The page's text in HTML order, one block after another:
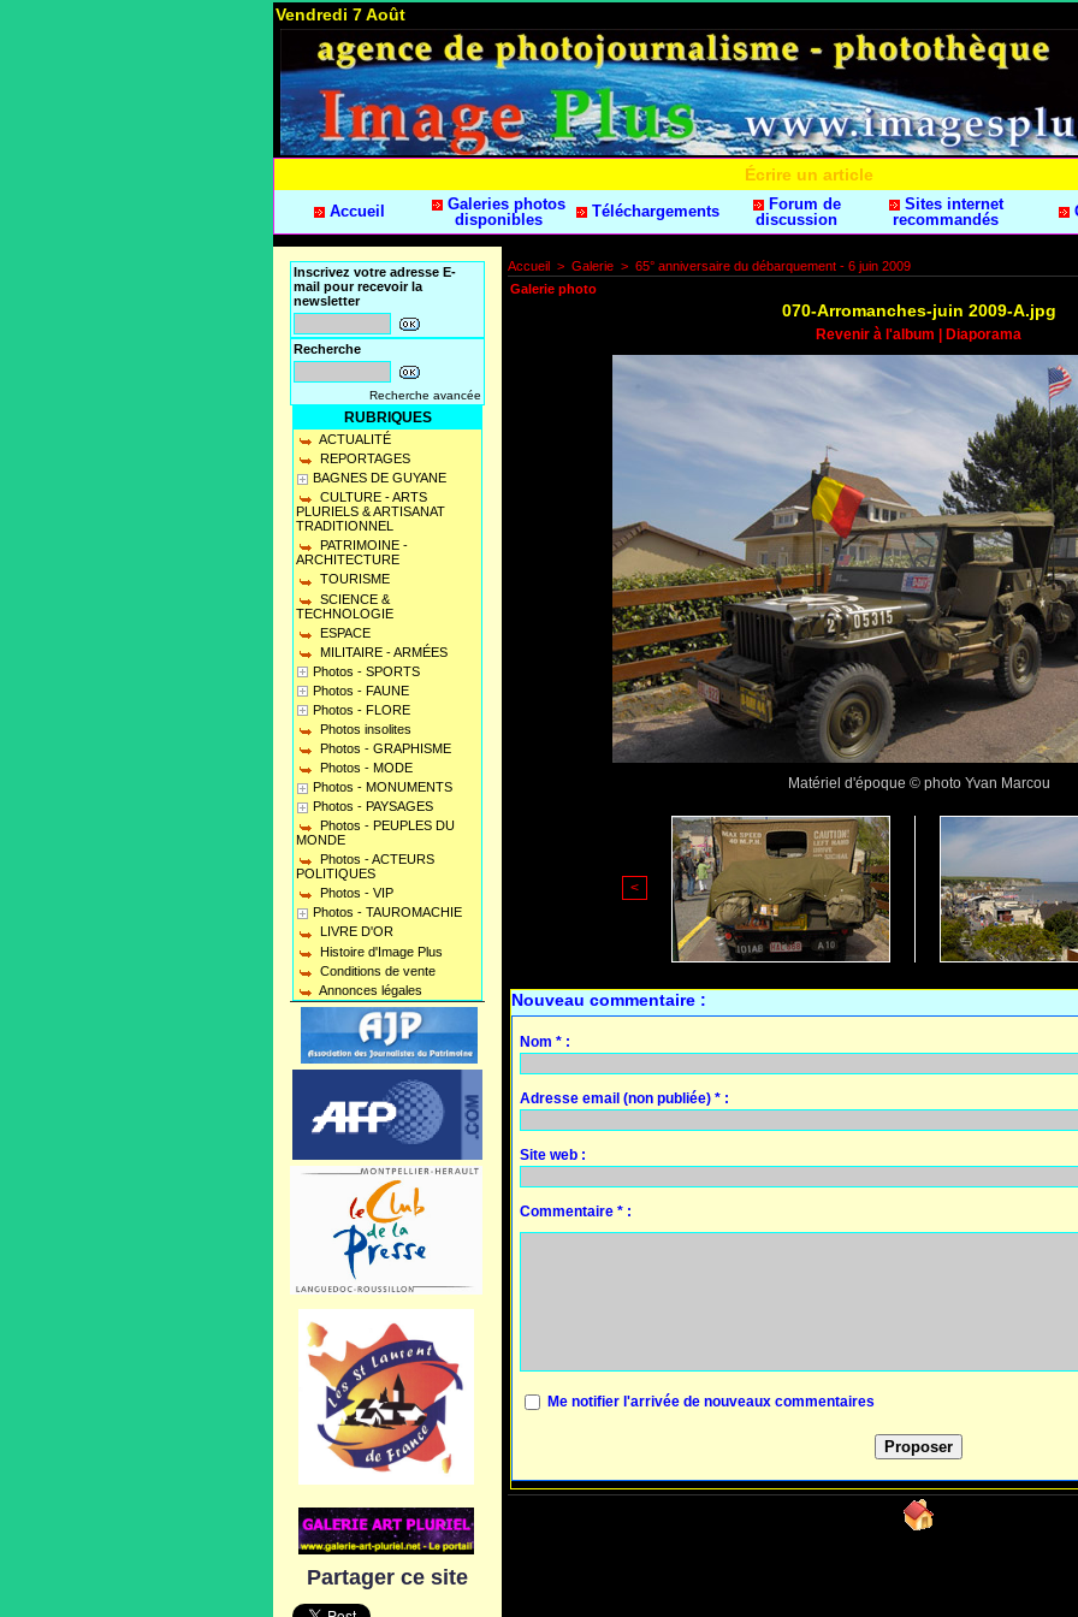
Vendredi 7 Août
Écrire un article
Accueil
Galeries photos
disponibles
Téléchargements
Forum de
discussion
Sites internet
recommandés
Inscrivez votre adresse E-
mail pour recevoir la
newsletter
Recherche
Recherche avancée
RUBRIQUES
ACTUALITÉ
REPORTAGES
BAGNES DE GUYANE
CULTURE - ARTS
PLURIELS & ARTISANAT
TRADITIONNEL
PATRIMOINE -
ARCHITECTURE
TOURISME
SCIENCE &
TECHNOLOGIE
ESPACE
MILITAIRE - ARMÉES
Photos - SPORTS
Photos - FAUNE
Photos - FLORE
Photos insolites
Photos - GRAPHISME
Photos - MODE
Photos - MONUMENTS
Photos - PAYSAGES
Photos - PEUPLES DU
MONDE
Photos - ACTEURS
POLITIQUES
Photos - VIP
Photos - TAUROMACHIE
LIVRE D'OR
Histoire d'Image Plus
Conditions de vente
Annonces légales
Partager ce site
Accueil > Galerie > 65° anniversaire du débarquement - 6 juin 2009
Galerie photo
070-Arromanches-juin 2009-A.jpg
Revenir à l'album Diaporama
Matériel d'époque © photo Yvan Marcou
<
Nouveau commentaire :
Nom * :
Adresse email (non publiée) * :
Site web :
Commentaire * :
Me notifier l'arrivée de nouveaux commentaires